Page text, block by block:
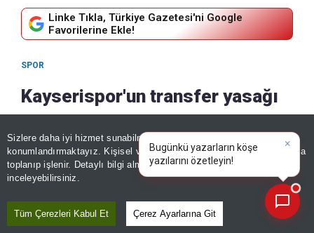
Sizlere daha iyi hizmet sunabilmek adına sitemizde
konumlandırmaktayız. Kişisel verileriniz, KVKK ve GDPR kapsamında
toplanıp işlenir. Detaylı bilgi almak içinAydınlatma Metnimizi
inceleyebilirsiniz.
Tüm Çerezleri Kabul Et Çerez Ayarlarına Git
Linke Tıkla, Türkiye Gazetesi'ni Google
Favorilerine Ekle!
SPOR
Kayserispor'un transfer yasağı
kalktı! Başkan Ali Çamlı duyurdu
07 Ağustos, 2026 - 18:34
07 Ağustos, 2026 - 18:34
Paylaş
×
Bugünkü yazarların köşe
yazıla|